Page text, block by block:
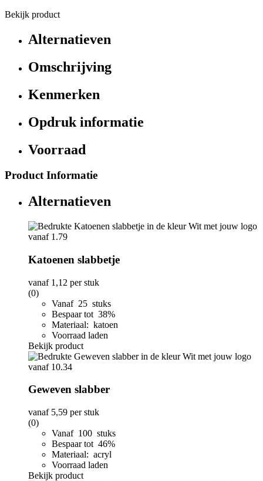
Bekijk product
Alternatieven
Omschrijving
Kenmerken
Opdruk informatie
Voorraad
Product Informatie
Alternatieven
Katoenen slabbetje
vanaf 1,12 per stuk
(0)
Vanaf 25 stuks
Bespaar tot 38%
Materiaal: katoen
Voorraad laden
Bekijk product
Geweven slabber
vanaf 5,59 per stuk
(0)
Vanaf 100 stuks
Bespaar tot 46%
Materiaal: acryl
Voorraad laden
Bekijk product